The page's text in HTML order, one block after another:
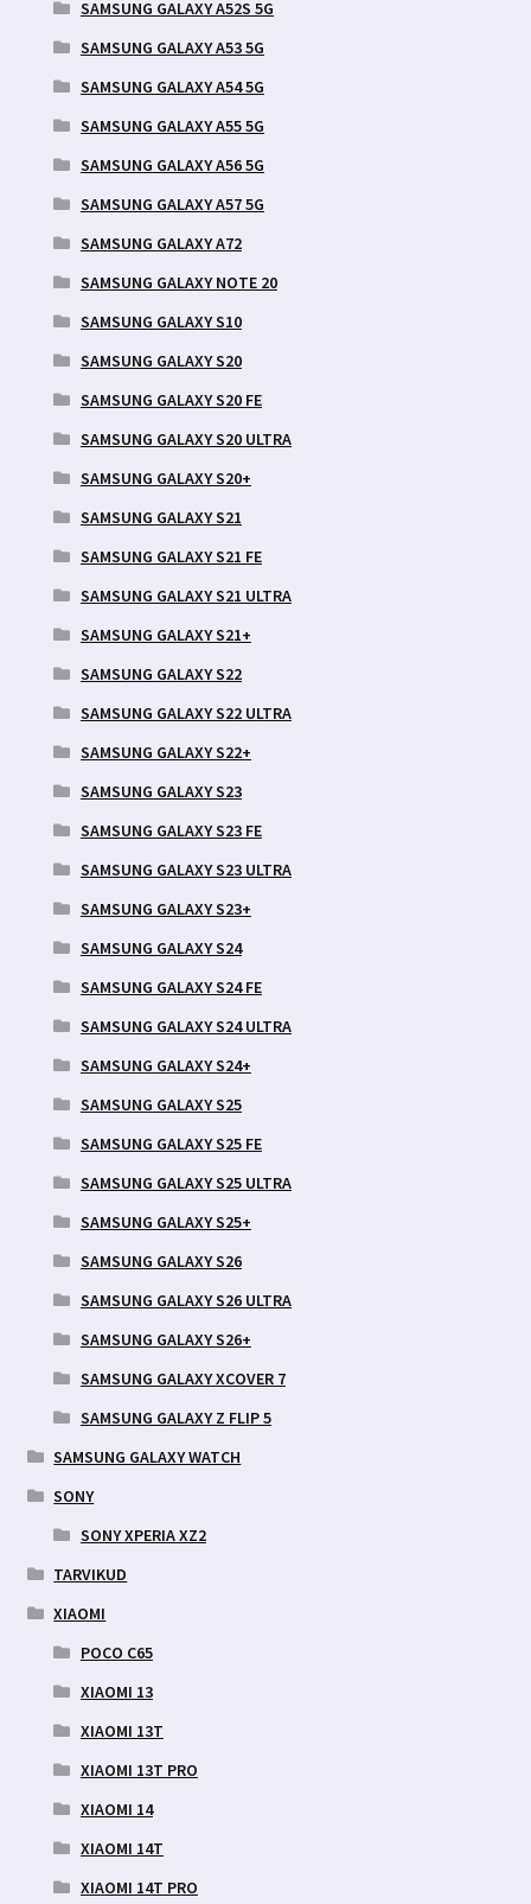
SAMSUNG GALAXY A52S 5G
SAMSUNG GALAXY A53 5G
SAMSUNG GALAXY A54 5G
SAMSUNG GALAXY A55 5G
SAMSUNG GALAXY A56 5G
SAMSUNG GALAXY A57 5G
SAMSUNG GALAXY A72
SAMSUNG GALAXY NOTE 20
SAMSUNG GALAXY S10
SAMSUNG GALAXY S20
SAMSUNG GALAXY S20 FE
SAMSUNG GALAXY S20 ULTRA
SAMSUNG GALAXY S20+
SAMSUNG GALAXY S21
SAMSUNG GALAXY S21 FE
SAMSUNG GALAXY S21 ULTRA
SAMSUNG GALAXY S21+
SAMSUNG GALAXY S22
SAMSUNG GALAXY S22 ULTRA
SAMSUNG GALAXY S22+
SAMSUNG GALAXY S23
SAMSUNG GALAXY S23 FE
SAMSUNG GALAXY S23 ULTRA
SAMSUNG GALAXY S23+
SAMSUNG GALAXY S24
SAMSUNG GALAXY S24 FE
SAMSUNG GALAXY S24 ULTRA
SAMSUNG GALAXY S24+
SAMSUNG GALAXY S25
SAMSUNG GALAXY S25 FE
SAMSUNG GALAXY S25 ULTRA
SAMSUNG GALAXY S25+
SAMSUNG GALAXY S26
SAMSUNG GALAXY S26 ULTRA
SAMSUNG GALAXY S26+
SAMSUNG GALAXY XCOVER 7
SAMSUNG GALAXY Z FLIP 5
SAMSUNG GALAXY WATCH
SONY
SONY XPERIA XZ2
TARVIKUD
XIAOMI
POCO C65
XIAOMI 13
XIAOMI 13T
XIAOMI 13T PRO
XIAOMI 14
XIAOMI 14T
XIAOMI 14T PRO